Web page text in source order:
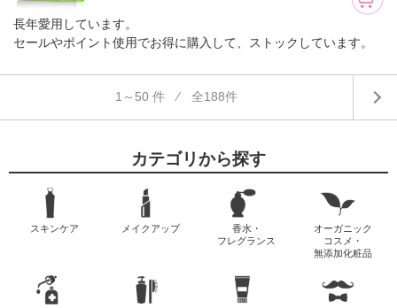
長年愛用しています。
セールやポイント使用でお得に購入して、ストックしています。
1～50 件 ⁄ 全188件
カテゴリから探す
スキンケア メイクアップ
香水・
フレグランス
オーガニック
コスメ・
無添加化粧品